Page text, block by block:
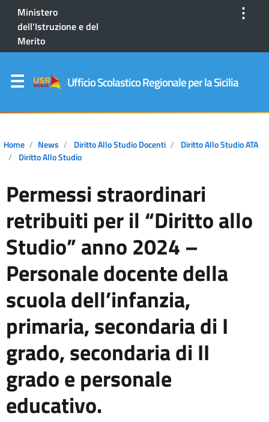
Ministero
dell'Istruzione e del
Merito
⋮
Ufficio Scolastico Regionale per la Sicilia
Home News Diritto Allo Studio Docenti
Diritto Allo Studio ATA
Diritto Allo Studio
Permessi straordinari
retribuiti per il “Diritto allo
Studio” anno 2024 –
Personale docente della
scuola dell’infanzia,
primaria, secondaria di I
grado, secondaria di II
grado e personale
educativo.